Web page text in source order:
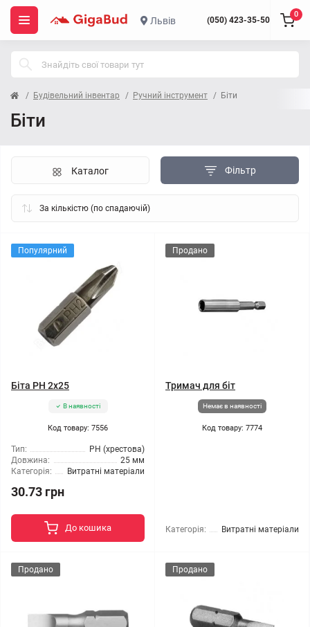
Львів (050) 423-35-50
0
Будівельний інвентар Ручний інструмент Біти
Біти
Фільтр
Каталог
Популярний
Біта PH 2x25
В наявності
Код товару: 7556
Тип:
РН (хрестова)
Довжина:
25 мм
Категорія:
Витратні матеріали
30.73 грн
До кошика
Продано
Тримач для біт
Немає в наявності
Код товару: 7774
Категорія: Витратні матеріали
Продано Продано